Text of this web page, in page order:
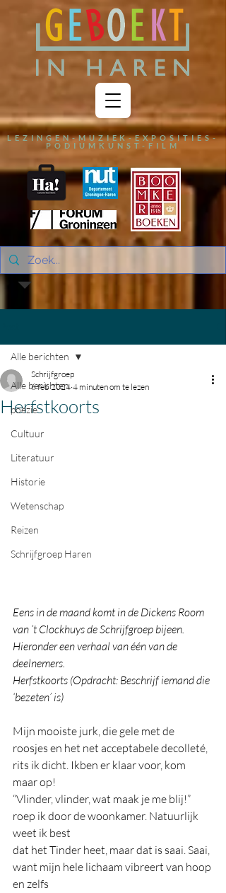
LEZINGEN-MUZIEK-EXPOSITIES-
PODIUMKUNST-FILM
Alle berichten
poëzie
Cultuur
Literatuur
Historie
Wetenschap
Reizen
Schrijfgroep Haren
Alle berichten
Herfstkoorts
Schrijfgroep
6 feb 2024 4 minuten om te lezen
Eens in de maand komt in de Dickens Room
van ‘t Clockhuys de Schrijfgroep bijeen.
Hieronder een verhaal van één van de
deelnemers.
Herfstkoorts (Opdracht: Beschrijf iemand die
‘bezeten’ is)
Mijn mooiste jurk, die gele met de
roosjes en het net acceptabele decolleté,
rits ik dicht. Ikben er klaar voor, kom
maar op!
“Vlinder, vlinder, wat maak je me blij!”
roep ik door de woonkamer. Natuurlijk
weet ik best
dat het Tinder heet, maar dat is saai. Saai,
want mijn hele lichaam vibreert van hoop
en zelfs